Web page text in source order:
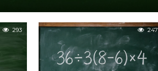
293 247